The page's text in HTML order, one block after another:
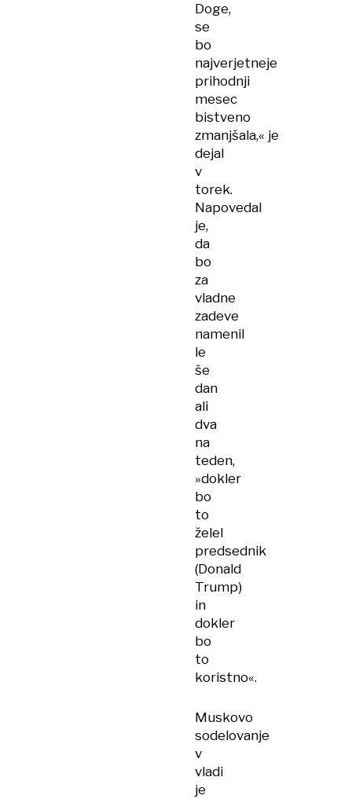
Doge,
se
bo
najverjetneje
prihodnji
mesec
bistveno
zmanjšala,« je
dejal
v
torek.
Napovedal
je,
da
bo
za
vladne
zadeve
namenil
le
še
dan
ali
dva
na
teden,
»dokler
bo
to
želel
predsednik
(Donald
Trump)
in
dokler
bo
to
koristno«.
Muskovo
sodelovanje
v
vladi
je